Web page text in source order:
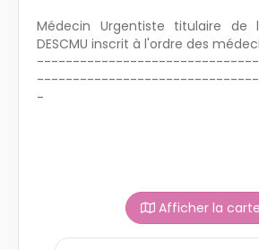
Médecin Urgentiste titulaire de
DESCMU inscrit à l'ordre des
-
Afficher la carte